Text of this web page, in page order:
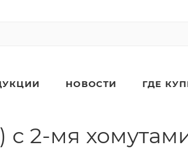
НОВОСТИ ГДЕ
с 2-мя